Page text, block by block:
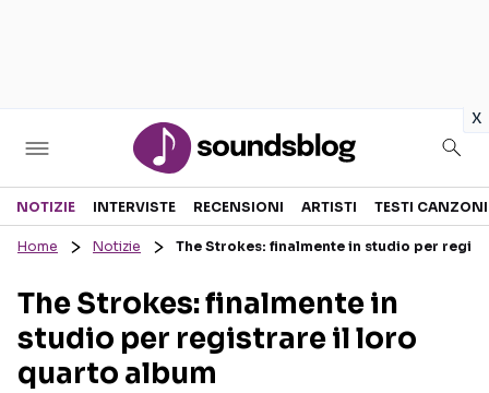
x
Sezioni
RECENSIONI MUSICALI
INTERVISTE
GOSSIP E CURIOSITÀ
TESTI CANZONI
TOUR ED EVENTI
NOTIZIE INTERVISTE RECENSIONI ARTISTI TESTI CANZONI
Home Notizie The Strokes: finalmente in studio per
The Strokes: finalmente in
studio per registrare il loro
quarto album